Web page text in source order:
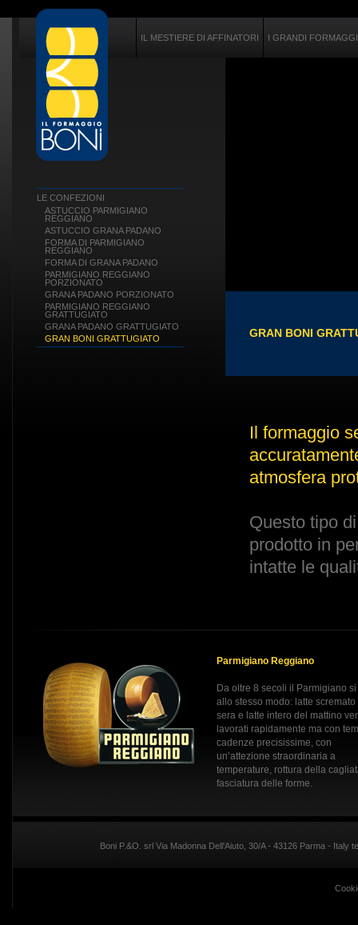
IL MESTIERE DI AFFINATORI I GRANDI
LE CONFEZIONI
ASTUCCIO PARMIGIANO
REGGIANO
ASTUCCIO GRANA PADANO
FORMA DI PARMIGIANO
REGGIANO
FORMA DI GRANA PADANO
PARMIGIANO REGGIANO
PORZIONATO
GRANA PADANO PORZIONATO
PARMIGIANO REGGIANO
GRATTUGIATO
GRANA PADANO GRATTUGIATO
GRAN BONI GRATTUGIATO
GRAN BONI
Il formaggio
atmosfera
Questo tipo
prodotto in
intatte le
Parmigiano Reggiano
Da oltre 8 secoli il Parmigiano si
allo stesso modo: latte scremato
sera e latte intero del mattino
lavorati rapidamente ma con
cadenze precisissime, con
un’attezione straordinaria a
temperature, rottura della
fasciatura delle forme.
Boni P.&O. srl Via Madonna Dell'Aiuto, 30/A - 43126 Parma - Italy